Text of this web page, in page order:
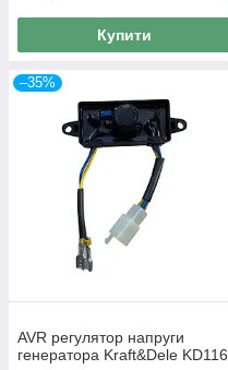
Купити
–35%
AVR регулятор напруги
генератора Kraft&Dele KD116